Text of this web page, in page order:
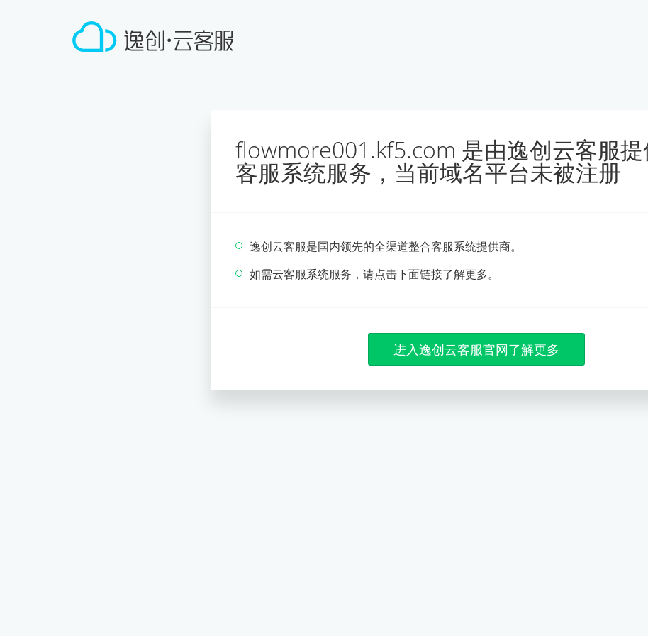
flowmore001.kf5.com 是由逸创云客服
客服系统服务，当前域名平台未被注册
逸创云客服是国内领先的全渠道整合客服系统提供商。
如需云客服系统服务，请点击下面链接了解更多。
进入逸创云客服官网了解更多